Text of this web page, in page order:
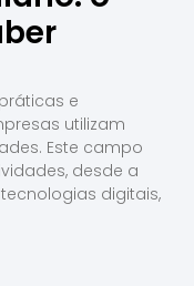
e
utilizam
Este campo
desde a
digitais,